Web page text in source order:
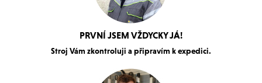
PRVNÍ JSEM VŽDYCKY JÁ!
Stroj Vám zkontroluji a připravím k expedici.